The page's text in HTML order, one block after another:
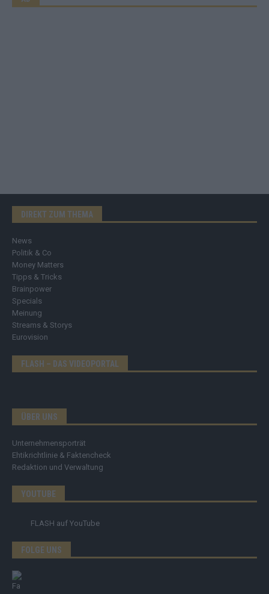
DIREKT ZUM THEMA
News
Politik & Co
Money Matters
Tipps & Tricks
Brainpower
Specials
Meinung
Streams & Storys
Eurovision
FLASH – DAS VIDEOPORTAL
ÜBER UNS
Unternehmensporträt
Ehtikrichtlinie & Faktencheck
Redaktion und Verwaltung
YOUTUBE
FLASH auf YouTube
FOLGE UNS